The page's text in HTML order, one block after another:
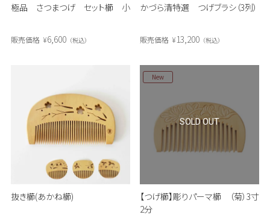
極品 さつまつげ セット櫛 小
販売価格 ¥6,600 税込
かづら清特選 つげブラシ（3列）
販売価格 ¥13,200 税込
抜き櫛(あかね櫛)
【つげ櫛】彫りパーマ櫛 （菊）3寸
2分
New
SOLD OUT